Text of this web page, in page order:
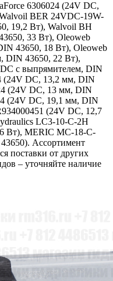
6306024 (24V DC,
BER 24VDC-19W-
19,2 Вт), Walvoil BH
33 Вт), Oleoweb
43650, 18 Вт), Oleoweb
DIN 43650, 22 Вт),
с выпрямителем, DIN
(24V DC, 13,2 мм, DIN
(24V DC, 13 мм, DIN
(24V DC, 19,1 мм, DIN
(24V DC, 12,7
LC3-10-C-2H
Вт), MERIC MC-18-C-
Ассортимент
поставки от других
– уточняйте наличие